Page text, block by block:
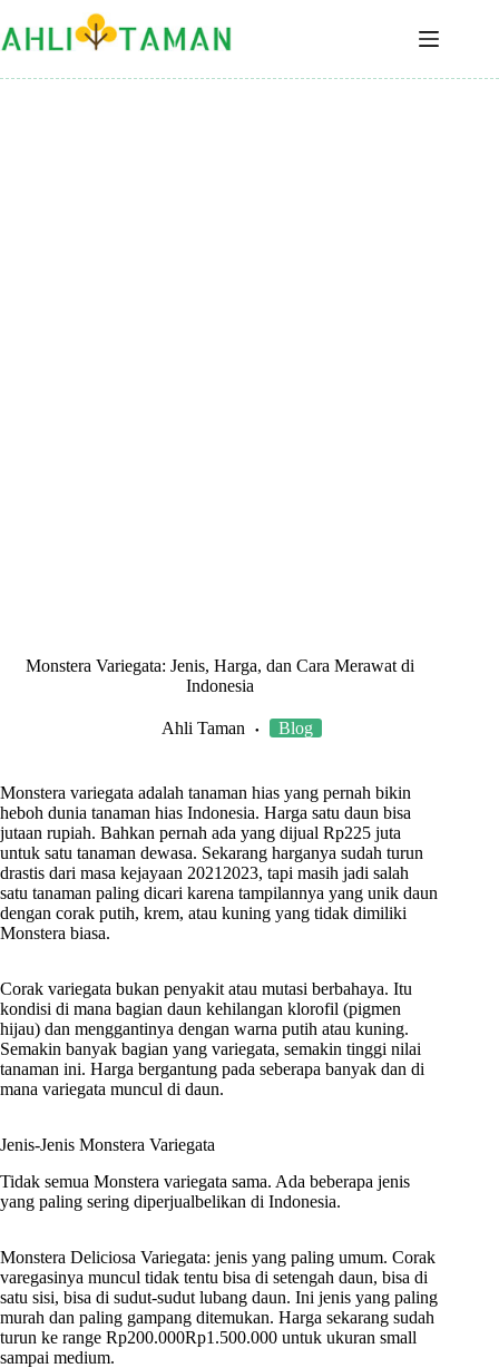
Monstera Variegata: Jenis, Harga, dan Cara Merawat di
Indonesia
Ahli Taman Blog
Monstera variegata adalah tanaman hias yang pernah bikin
heboh dunia tanaman hias Indonesia. Harga satu daun bisa
jutaan rupiah. Bahkan pernah ada yang dijual Rp225 juta
untuk satu tanaman dewasa. Sekarang harganya sudah turun
drastis dari masa kejayaan 20212023, tapi masih jadi salah
satu tanaman paling dicari karena tampilannya yang unik daun
dengan corak putih, krem, atau kuning yang tidak dimiliki
Monstera biasa.
Corak variegata bukan penyakit atau mutasi berbahaya. Itu
kondisi di mana bagian daun kehilangan klorofil (pigmen
hijau) dan menggantinya dengan warna putih atau kuning.
Semakin banyak bagian yang variegata, semakin tinggi nilai
tanaman ini. Harga bergantung pada seberapa banyak dan di
mana variegata muncul di daun.
Jenis-Jenis Monstera Variegata
Tidak semua Monstera variegata sama. Ada beberapa jenis
yang paling sering diperjualbelikan di Indonesia.
Monstera Deliciosa Variegata: jenis yang paling umum. Corak
varegasinya muncul tidak tentu bisa di setengah daun, bisa di
satu sisi, bisa di sudut-sudut lubang daun. Ini jenis yang paling
murah dan paling gampang ditemukan. Harga sekarang sudah
turun ke range Rp200.000Rp1.500.000 untuk ukuran small
sampai medium.